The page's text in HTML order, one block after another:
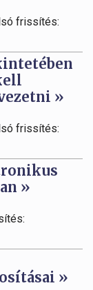
frissítés:
»
frissítés:
»
»